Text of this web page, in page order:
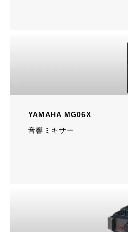
YAMAHA MG06X
音響ミキサー